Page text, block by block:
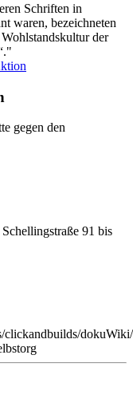
Schriften in
waren, bezeichneten
der
gegen den
91 bis
clickandbuilds/